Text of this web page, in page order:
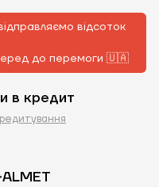
відсоток
до перемоги 🇺🇦
в кредит